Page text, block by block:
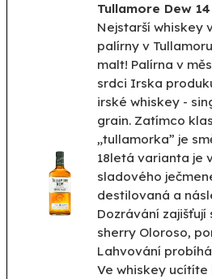
Tullamore Dew
Nejstarší whiskey
palírny v
malt! Palírna v
srdci Irska
irské whiskey -
grain. Zatímco
„tullamorka” je
18letá varianta je
sladového
destilovaná a
Dozrávání zajišťují
sherry Oloroso,
Lahvování probíhá
Ve whiskey ucítíte